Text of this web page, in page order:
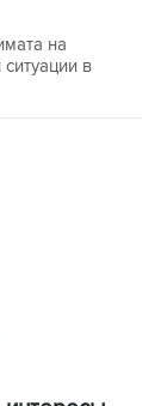
на
в